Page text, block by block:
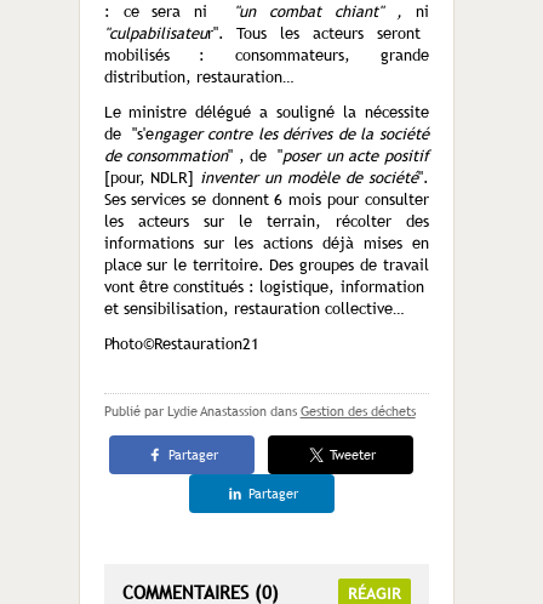
: ce sera ni
"un combat chiant" , ni
"culpabilisateur". Tous les acteurs seront
mobilisés : consommateurs, grande
distribution, restauration…
Le ministre délégué a souligné la nécessite
de "s'engager contre les dérives de la société
de consommation" , de "poser un acte positif
[pour, NDLR] inventer un modèle de société".
Ses services se donnent 6 mois pour consulter
les acteurs sur le terrain, récolter des
informations sur les actions déjà mises en
place sur le territoire. Des groupes de travail
vont être constitués : logistique, information
et sensibilisation, restauration collective…
Photo©Restauration21
Publié par Lydie Anastassion dans Gestion des déchets
Partager Tweeter
Partager
COMMENTAIRES (0) RÉAGIR